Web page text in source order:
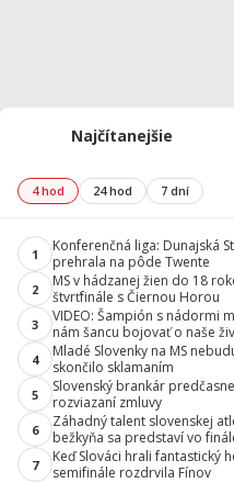
Najčítanejšie
4 hod 24 hod 7 dní
1
Konferenčná liga: Dunajská
prehrala na pôde Twente
2
MS v hádzanej žien do 18
štvrťfinále s Čiernou Horou
3
VIDEO: Šampión s nádormi
nám šancu bojovať o naše
4
Mladé Slovenky na MS
skončilo sklamaním
5
Slovenský brankár
rozviazaní zmluvy
6
Záhadný talent slovenskej
bežkyňa sa predstaví vo
7
Keď Slováci hrali fantastický
semifinále rozdrvila Fínov